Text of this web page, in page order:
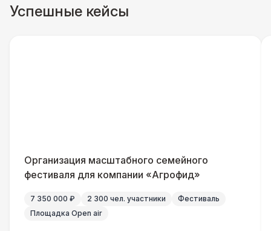
ДОПОЛНИТЕЛЬНО
Успешные кейсы
Организация масштабного семейного
фестиваля для компании «Агрофид»
7 350 000 ₽ 2 300 чел. участники
Фестиваль
Площадка Open air